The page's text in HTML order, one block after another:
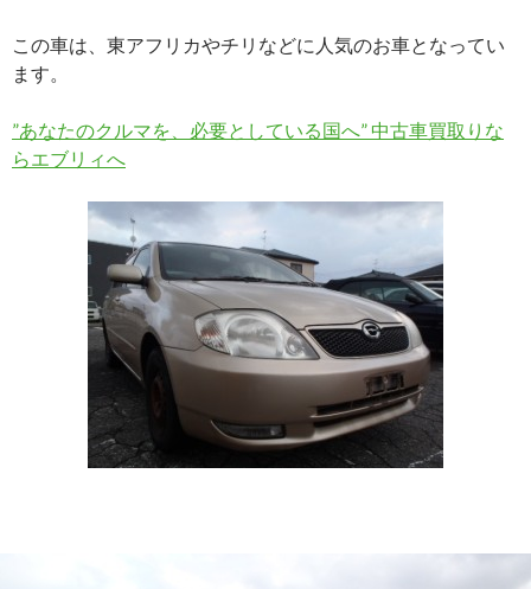
この車は、東アフリカやチリなどに人気のお車となってい
ます。
”あなたのクルマを、必要としている国へ” 中古車買取りな
らエブリィへ